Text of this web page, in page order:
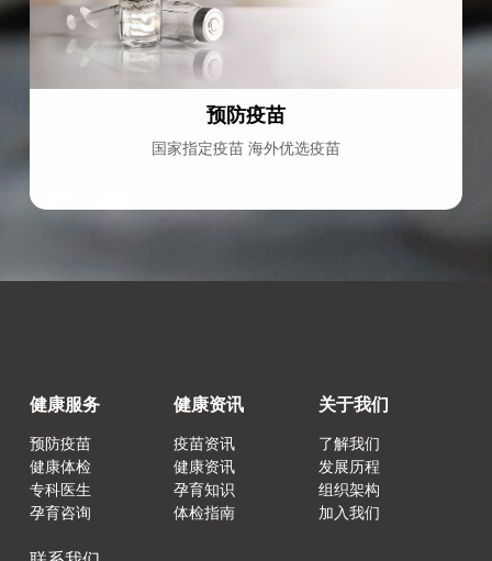
预防疫苗
国家指定疫苗 海外优选疫苗
健康服务
预防疫苗
健康体检
专科医生
孕育咨询
健康资讯
疫苗资讯
健康资讯
孕育知识
体检指南
关于我们
了解我们
发展历程
组织架构
加入我们